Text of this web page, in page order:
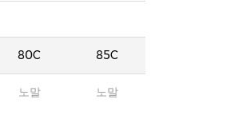
80C 85C
노말 노말